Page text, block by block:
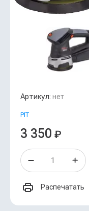
Артикул: нет
PIT
3 350 ₽
Распечатать